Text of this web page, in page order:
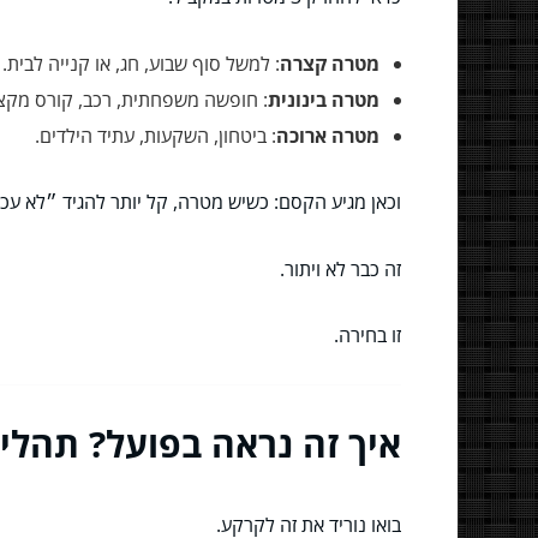
מטרה קצרה: למשל סוף שבוע, חג, או קנייה לבית.
מטרה בינונית: חופשה משפחתית, רכב, קורס
מטרה ארוכה: ביטחון, השקעות, עתיד הילדים.
וכאן מגיע הקסם: כשיש מטרה, קל יותר להגיד ״לא
זה כבר לא ויתור.
זו בחירה.
איך זה נראה בפועל?
בואו נוריד את זה לקרקע.